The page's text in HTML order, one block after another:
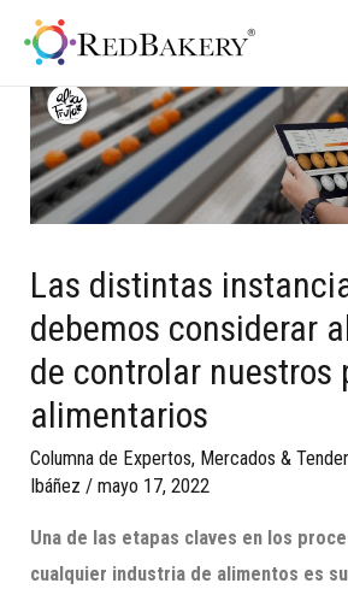
Las distintas
debemos considerar
de controlar nuestros
alimentarios
Columna de Expertos, Mercados &
Ibáñez /mayo 17, 2022
Una de las etapas claves en los
cualquier industria de alimentos es